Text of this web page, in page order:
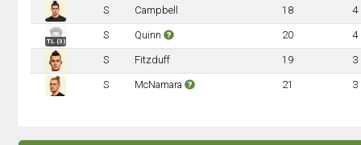
S Campbell 18 4
TL (3)
S Quinn 20 4
S Fitzduff 19 3
S McNamara 21 3